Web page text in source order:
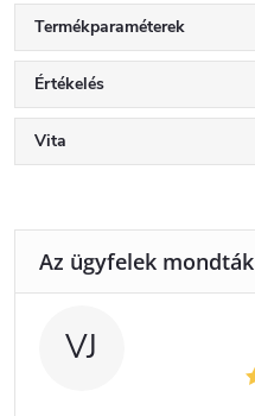
Termékparaméterek
Értékelés
Vita
VJ